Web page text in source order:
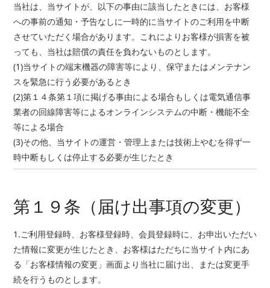
当社は、当サイトが、以下の事由に該当したときには、お客様
への事前の通知・予告なしに一時的に当サイトのご利用を中断
させていただく場合があります。これによりお客様が損害を被
っても、当社は賠償の責任を負わないものとします。
(1)当サイトの端末機器の障害等により、保守またはメンテナン
スを緊急に行う必要があるとき
(2)第１４条第１項に掲げる事由による場合もしくは電気通信事
業者の回線障害等によるオンラインシステムの中断・機能不全
等による場合
(3)その他、当サイトの運営・管理上または技術上やむを得ず一
時中断もしくは停止する必要が生じたとき
第１９条（届け出事項の変更）
1.ご利用登録時、お客様登録時、会員登録時に、お申出いただい
た情報に変更が生じたとき、お客様はただちに当サイト内にあ
る「お客様情報の変更」画面より当社に届け出、または変更手
続を行うものとします。